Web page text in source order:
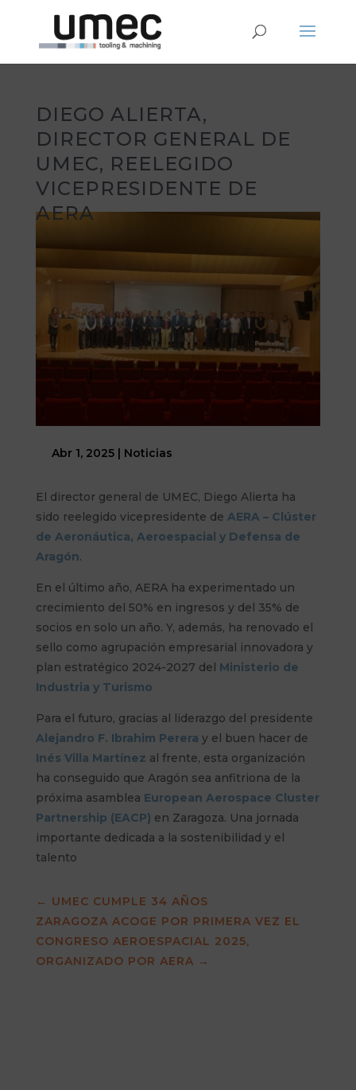
DIEGO ALIERTA,
DIRECTOR GENERAL DE
UMEC, REELEGIDO
VICEPRESIDENTE DE
AERA
Abr 1, 2025| Noticias
El director general de UMEC, Diego Alierta ha
sido reelegido vicepresidente de AERA – Clúster
de Aeronáutica, Aeroespacial y Defensa de
Aragón.
En el último año, AERA ha experimentado un
crecimiento del 50% en ingresos y del 35% de
socios en solo un año. Y, además, ha renovado el
sello como agrupación empresarial innovadora y
plan estratégico 2024-2027 del Ministerio de
Industria y Turismo
Para el futuro, gracias al liderazgo del presidente
Alejandro F. Ibrahim Perera y el buen hacer de
Inés Villa Martínez al frente, esta organización
ha conseguido que Aragón sea anfitriona de la
próxima asamblea European Aerospace Cluster
Partnership (EACP) en Zaragoza. Una jornada
importante dedicada a la sostenibilidad y el
talento
← UMEC CUMPLE 34 AÑOS
ZARAGOZA ACOGE POR PRIMERA VEZ EL
CONGRESO AEROESPACIAL 2025,
ORGANIZADO POR AERA →